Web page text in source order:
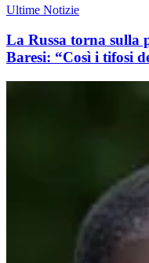
Ultime Notizie
La Russa torna sulla
Baresi: “Così i tifosi